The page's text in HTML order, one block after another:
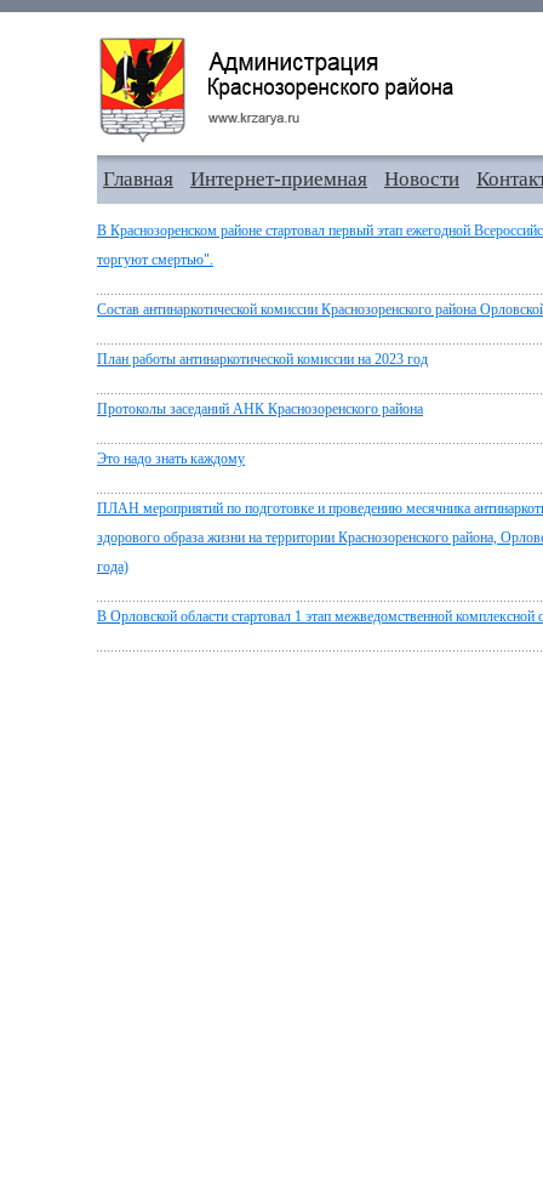
Главная Интернет-приемная Новости
В Краснозоренском районе стартовал первый этап ежегодной
торгуют смертью".
Состав антинаркотической комиссии Краснозоренского района
План работы антинаркотической комиссии на 2023 год
Протоколы заседаний АНК Краснозоренского района
Это надо знать каждому
ПЛАН мероприятий по подготовке и проведению месячника
здорового образа жизни на территории Краснозоренского района,
года)
В Орловской области стартовал 1 этап межведомственной